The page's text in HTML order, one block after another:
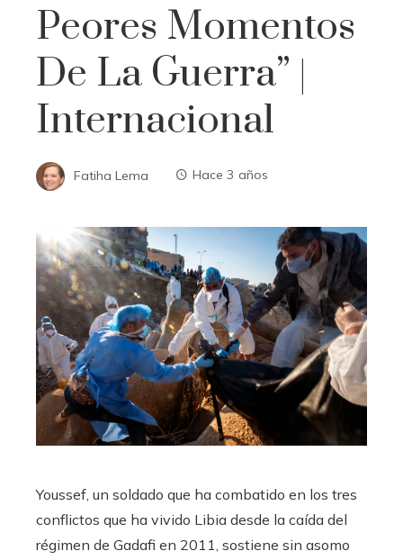
Peores Momentos
De La Guerra” |
Internacional
Fatiha Lema Hace 3 años
Youssef, un soldado que ha combatido en los tres
conflictos que ha vivido Libia desde la caída del
régimen de Gadafi en 2011, sostiene sin asomo